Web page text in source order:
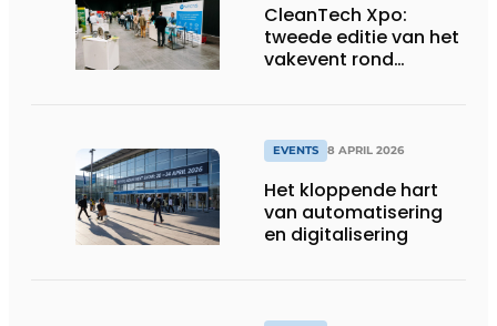
CleanTech Xpo:
tweede editie van het
vakevent rond
EVENTS 8 APRIL 2026
Het kloppende hart
van automatisering
en digitalisering